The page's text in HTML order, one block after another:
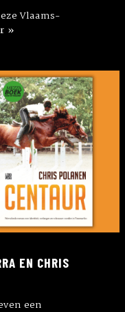
Vlaams-
»
EN CHRIS
een